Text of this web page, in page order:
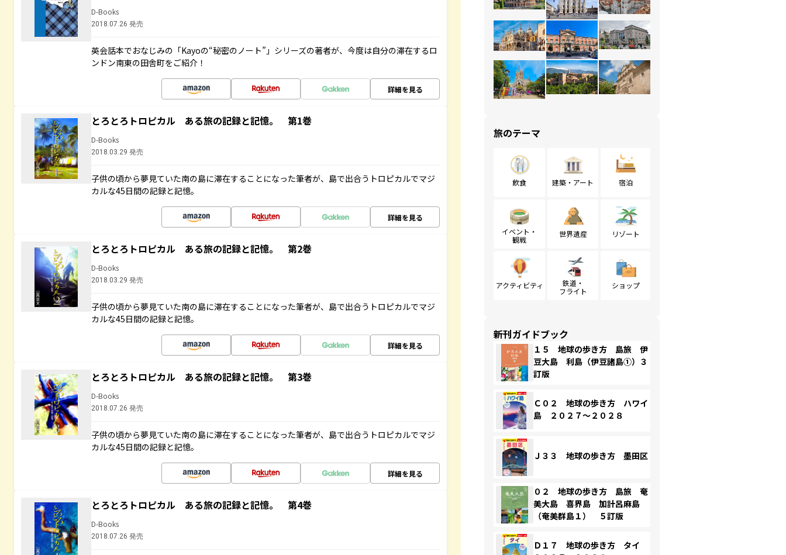
D-Books
2018.07.26 発売
英会話本でおなじみの「Kayoの“秘密のノート”」シリーズの著者が、今度は自分の滞在するロ
ンドン南東の田舎町をご紹介！
詳細を見る
とろとろトロピカル ある旅の記録と記憶。 第1巻
D-Books
2018.03.29 発売
子供の頃から夢見ていた南の島に滞在することになった筆者が、島で出合うトロピカルでマジ
カルな45日間の記録と記憶。
詳細を見る
とろとろトロピカル ある旅の記録と記憶。 第2巻
D-Books
2018.03.29 発売
子供の頃から夢見ていた南の島に滞在することになった筆者が、島で出合うトロピカルでマジ
カルな45日間の記録と記憶。
詳細を見る
とろとろトロピカル ある旅の記録と記憶。 第3巻
D-Books
2018.07.26 発売
子供の頃から夢見ていた南の島に滞在することになった筆者が、島で出合うトロピカルでマジ
カルな45日間の記録と記憶。
詳細を見る
とろとろトロピカル ある旅の記録と記憶。 第4巻
D-Books
2018.07.26 発売
旅のテーマ
飲食 建築・アート 宿泊
イベント・
観戦
世界遺産 リゾート
アクティビティ
鉄道・
フライト
ショップ
新刊ガイドブック
１５ 地球の歩き方 島旅 伊
豆大島 利島（伊豆諸島①）３
訂版
Ｃ０２ 地球の歩き方 ハワイ
島 ２０２７～２０２８
Ｊ３３ 地球の歩き方 墨田区
０２ 地球の歩き方 島旅 奄
美大島 喜界島 加計呂麻島
（奄美群島１） ５訂版
Ｄ１７ 地球の歩き方 タイ